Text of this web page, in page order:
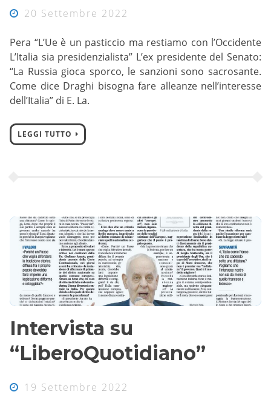
20 Settembre 2022
Pera “L’Ue è un pasticcio ma restiamo con l’Occidente
L’Italia sia presidenzialista” L’ex presidente del Senato:
“La Russia gioca sporco, le sanzioni sono sacrosante.
Come dice Draghi bisogna fare alleanze nell’interesse
dell’Italia” di E. La.
LEGGI TUTTO
Intervista su
“LiberoQuotidiano”
19 Settembre 2022